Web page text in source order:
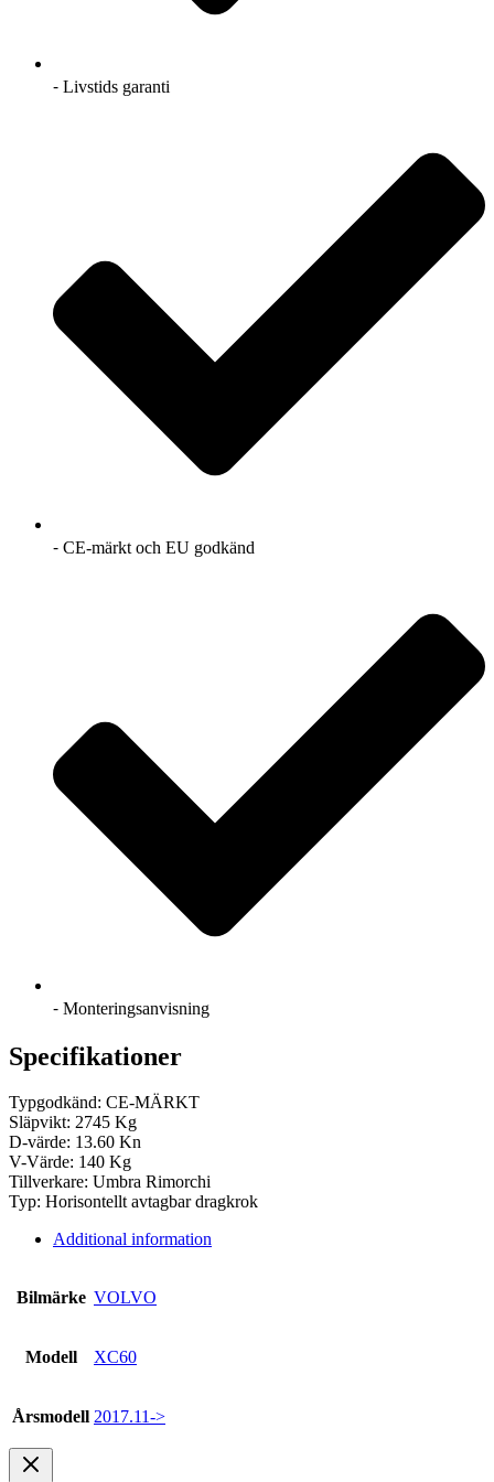
⁃ Livstids garanti
⁃ CE-märkt och EU godkänd
⁃ Monteringsanvisning
Specifikationer
Typgodkänd: CE-MÄRKT
Släpvikt: 2745 Kg
D-värde: 13.60 Kn
V-Värde: 140 Kg
Tillverkare: Umbra Rimorchi
Typ: Horisontellt avtagbar dragkrok
Additional information
Bilmärke VOLVO
Modell XC60
Årsmodell 2017.11->